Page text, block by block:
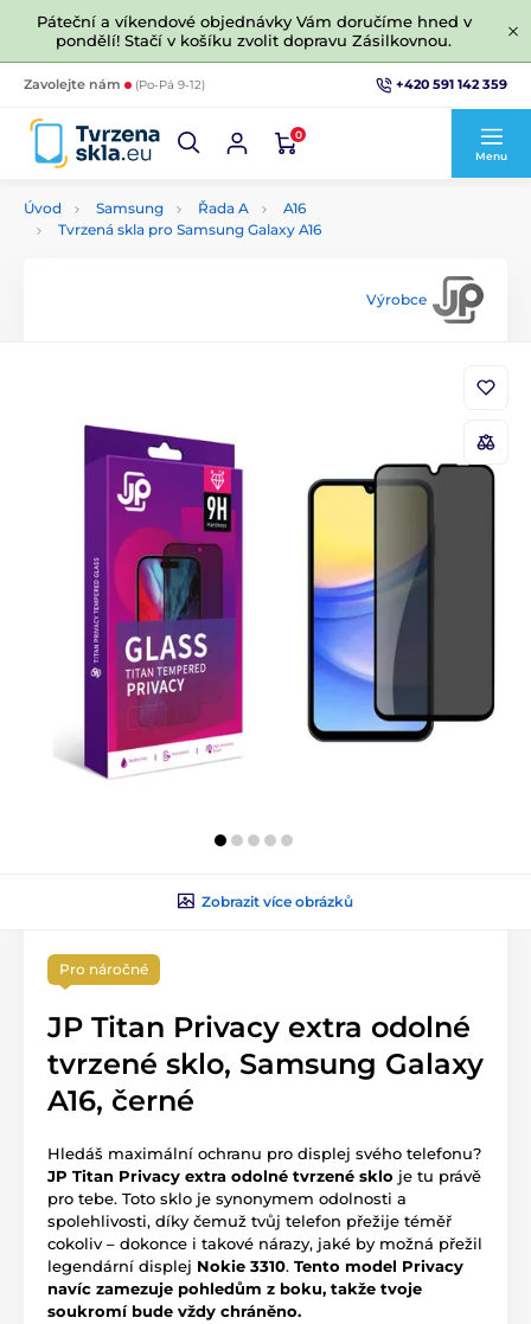
Páteční a víkendové objednávky Vám doručíme hned v
pondělí! Stačí v košíku zvolit dopravu Zásilkovnou.
Zavolejte nám (Po-Pá 9-12) +420 591 142 359
0
Menu
Úvod Samsung Řada A
A16
Tvrzená skla pro Samsung Galaxy A16
Výrobce
Zobrazit více obrázků
Pro náročné
JP Titan Privacy extra odolné
tvrzené sklo, Samsung Galaxy
A16, černé
Hledáš maximální ochranu pro displej svého telefonu?
JP Titan Privacy extra odolné tvrzené sklo je tu právě
pro tebe. Toto sklo je synonymem odolnosti a
spolehlivosti, díky čemuž tvůj telefon přežije téměř
cokoliv – dokonce i takové nárazy, jaké by možná přežil
legendární displej Nokie 3310. Tento model Privacy
navíc zamezuje pohledům z boku, takže tvoje
soukromí bude vždy chráněno.